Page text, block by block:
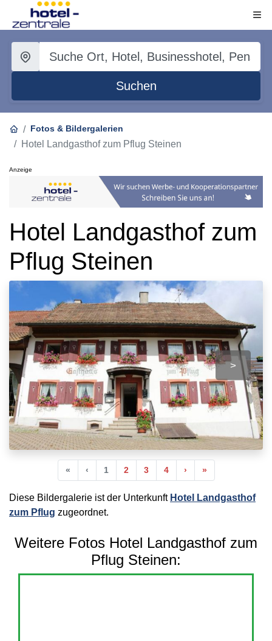
Suchen
Fotos & Bildergalerien
Hotel Landgasthof zum Pflug Steinen
Anzeige
Hotel Landgasthof zum
Pflug Steinen
>
«Anfang
‹Vorherige
1 2 3 4 ›Nächste
»Ende
Diese Bildergalerie ist der Unterkunft Hotel Landgasthof
zum Pflug zugeordnet.
Weitere Fotos Hotel Landgasthof zum
Pflug Steinen: